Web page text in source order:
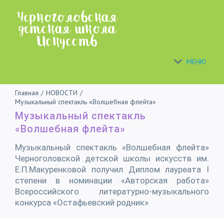
content
МЕНЮ
Главная / НОВОСТИ /
Музыкальный спектакль «Волшебная флейта»
Музыкальный спектакль
«Волшебная флейта»
Музыкальный спектакль «Волшебная флейта»
Черноголовской детской школы искусств им.
Е.П.Макуренковой получил Диплом лауреата I
степени в номинации «Авторская работа»
Всероссийского литературно-музыкального
конкурса «Остафьевский родник»